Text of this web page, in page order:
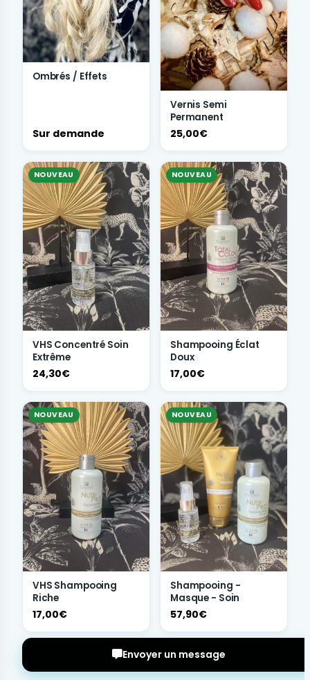
Ombrés / Effets
Sur demande
Vernis Semi
Permanent
25,00€
NOUVEAU
VHS Concentré Soin
Extrême
24,30€
NOUVEAU
Shampooing Éclat
Doux
17,00€
NOUVEAU
VHS Shampooing
Riche
17,00€
NOUVEAU
Shampooing -
Masque - Soin
57,90€
Envoyer un message